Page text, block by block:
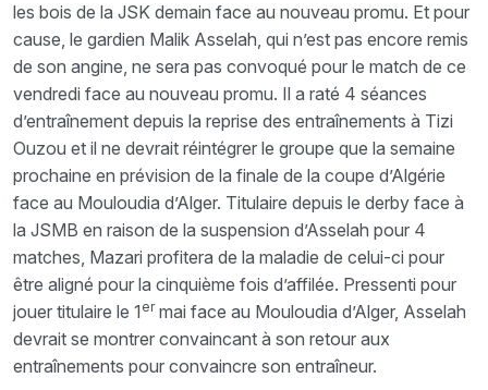
les bois de la JSK demain face au nouveau promu. Et pour
cause, le gardien Malik Asselah, qui n’est pas encore remis
de son angine, ne sera pas convoqué pour le match de ce
vendredi face au nouveau promu. Il a raté 4 séances
d’entraînement depuis la reprise des entraînements à Tizi
Ouzou et il ne devrait réintégrer le groupe que la semaine
prochaine en prévision de la finale de la coupe d’Algérie
face au Mouloudia d’Alger. Titulaire depuis le derby face à
la JSMB en raison de la suspension d’Asselah pour 4
matches, Mazari profitera de la maladie de celui-ci pour
être aligné pour la cinquième fois d’affilée. Pressenti pour
jouer titulaire le 1 ermai face au Mouloudia d’Alger, Asselah
devrait se montrer convaincant à son retour aux
entraînements pour convaincre son entraîneur.